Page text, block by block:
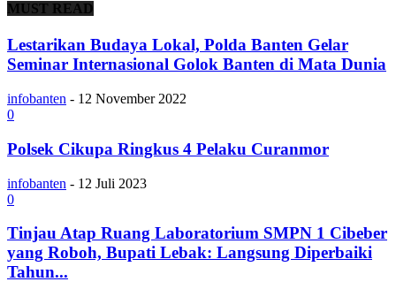
MUST READ
Lestarikan Budaya Lokal, Polda Banten Gelar
Seminar Internasional Golok Banten di Mata Dunia
infobanten - 12 November 2022
0
Polsek Cikupa Ringkus 4 Pelaku Curanmor
infobanten - 12 Juli 2023
0
Tinjau Atap Ruang Laboratorium SMPN 1 Cibeber
yang Roboh, Bupati Lebak: Langsung Diperbaiki
Tahun...